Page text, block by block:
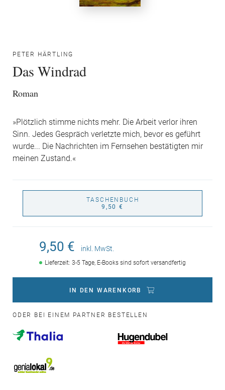
PETER HÄRTLING
Das Windrad
Roman
»Plötzlich stimme nichts mehr. Die Arbeit verlor ihren
Sinn. Jedes Gespräch verletzte mich, bevor es geführt
wurde... Die Nachrichten im Fernsehen bestätigten mir
meinen Zustand.«
TASCHENBUCH
9,50 €
9,50 € inkl. MwSt.
Lieferzeit: 3-5 Tage, E-Books sind sofort versandfertig
IN DEN WARENKORB
ODER BEI EINEM PARTNER BESTELLEN